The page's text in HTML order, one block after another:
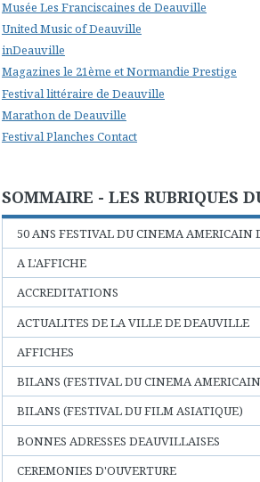
Musée Les Franciscaines de Deauville
United Music of Deauville
inDeauville
Magazines le 21ème et Normandie Prestige
Festival littéraire de Deauville
Marathon de Deauville
Festival Planches Contact
SOMMAIRE - LES RUBRIQUES
50 ANS FESTIVAL DU CINEMA AMERICAIN
A L'AFFICHE
ACCREDITATIONS
ACTUALITES DE LA VILLE DE DEAUVILLE
AFFICHES
BILANS (FESTIVAL DU CINEMA
BILANS (FESTIVAL DU FILM ASIATIQUE)
BONNES ADRESSES DEAUVILLAISES
CEREMONIES D'OUVERTURE